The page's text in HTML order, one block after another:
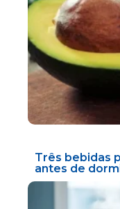
Três bebidas
antes de